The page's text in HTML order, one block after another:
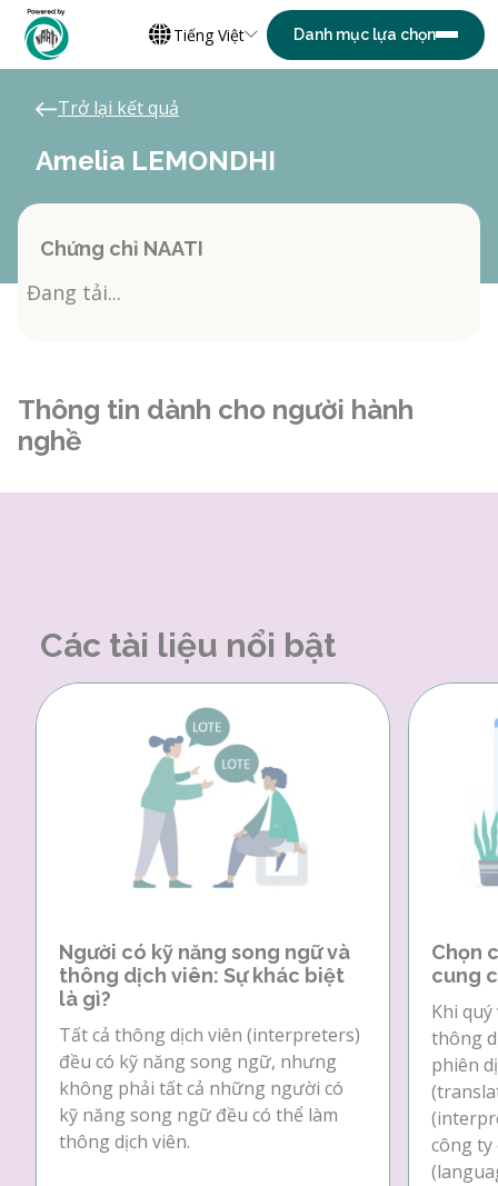
Tiếng Việt
Trở lại kết quả
Amelia LEMONDHI
Chứng chỉ NAATI
Đang tải...
Thông tin dành cho người hành
nghề
Các tài liệu nổi bật
Người có kỹ năng song ngữ và
thông dịch viên: Sự khác biệt
là gì?
Tất cả thông dịch viên (interpreters)
đều có kỹ năng song ngữ, nhưng
không phải tất cả những người có
kỹ năng song ngữ đều có thể làm
thông dịch viên.
Chọn
cung
Khi
thông
phiên
công ty